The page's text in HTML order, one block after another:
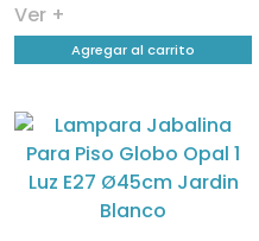
Ver +
Agregar al carrito